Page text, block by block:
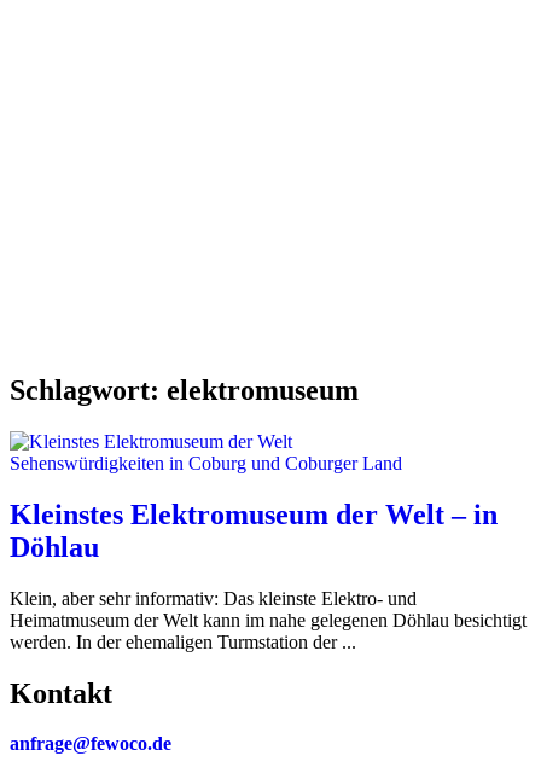
Schlagwort: elektromuseum
Sehenswürdigkeiten in Coburg und Coburger Land
Kleinstes Elektromuseum der Welt – in
Döhlau
Klein, aber sehr informativ: Das kleinste Elektro- und
Heimatmuseum der Welt kann im nahe gelegenen Döhlau besichtigt
werden. In der ehemaligen Turmstation der ...
Kontakt
anfrage@fewoco.de